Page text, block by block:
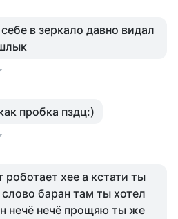
в зеркало давно видал
пробка пздц:)
роботает хее а кстати ты
слово баран там ты хотел
нечё нечё прощяю ты же